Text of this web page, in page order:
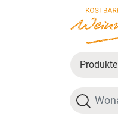
Zum Hauptinhalt springen
Produkte
Suche